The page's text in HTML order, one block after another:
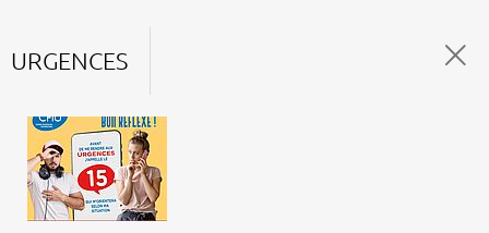
URGENCES